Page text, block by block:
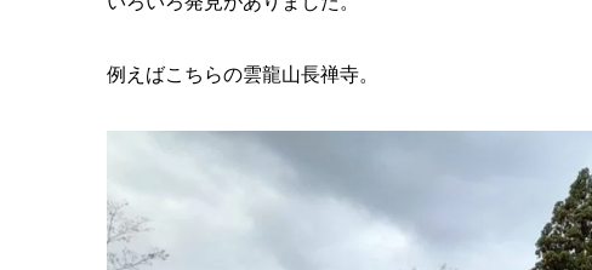
例えばこちらの雲龍山長禅寺。